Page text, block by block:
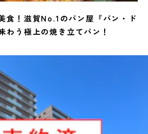
食！滋賀No.1のパン屋『パン・ド
わう極上の焼き立てパン！